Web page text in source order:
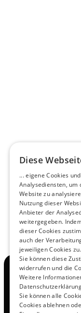
HEERO
Mehr
Diese
... eigene Cookies
Analysediensten, um
Website zu
Nutzung dieser
Anbieter der
weitergegeben.
dieser Cookies
auch der
jeweiligen Cookies zu.
Sie können diese
widerrufen und die
Weitere
Sie können alle
Cookies ablehnen